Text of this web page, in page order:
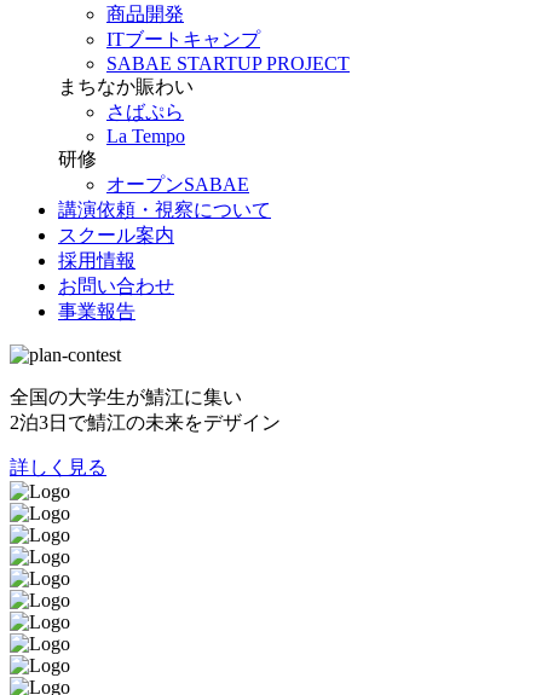
商品開発
ITブートキャンプ
SABAE STARTUP PROJECT
まちなか賑わい
さばぷら
La Tempo
研修
オープンSABAE
講演依頼・視察について
スクール案内
採用情報
お問い合わせ
事業報告
全国の大学生が鯖江に集い
2泊3日で鯖江の未来をデザイン
詳しく見る